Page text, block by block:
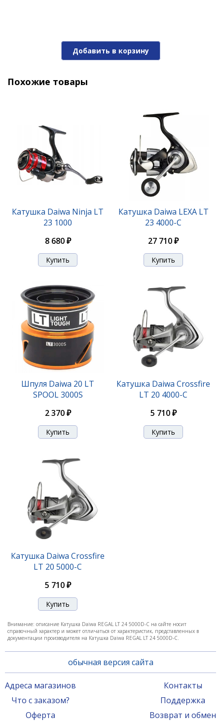
Катушка Daiwa REGAL LT 24 5000D-C
Добавить в корзину
Похожие товары
Катушка Daiwa Ninja LT
23 1000
8 680 ₽
Катушка Daiwa LEXA LT
23 4000-C
27 710 ₽
Шпуля Daiwa 20 LT
SPOOL 3000S
2 370 ₽
Катушка Daiwa Crossfire
LT 20 4000-C
5 710 ₽
Катушка Daiwa Crossfire
LT 20 5000-C
5 710 ₽
Внимание: описание Катушка Daiwa REGAL LT 24 5000D-C на сайте носит
справочный характер и может отличаться от характеристик, представленных в
документации производителя на Катушка Daiwa REGAL LT 24 5000D-C.
обычная версия сайта
Адреса магазинов
Что с заказом?
Оферта
Контакты
Поддержка
Возврат и обмен